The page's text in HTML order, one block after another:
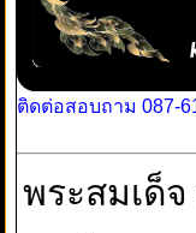
ติดต่อสอบถาม 087-
พระสมเด็จ